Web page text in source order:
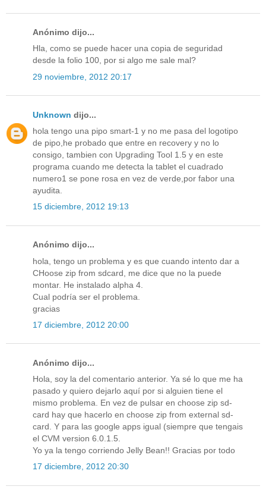
Anónimo dijo...
Hla, como se puede hacer una copia de seguridad
desde la folio 100, por si algo me sale mal?
29 noviembre, 2012 20:17
Unknown dijo...
hola tengo una pipo smart-1 y no me pasa del logotipo
de pipo,he probado que entre en recovery y no lo
consigo, tambien con Upgrading Tool 1.5 y en este
programa cuando me detecta la tablet el cuadrado
numero1 se pone rosa en vez de verde,por fabor una
ayudita.
15 diciembre, 2012 19:13
Anónimo dijo...
hola, tengo un problema y es que cuando intento dar a
CHoose zip from sdcard, me dice que no la puede
montar. He instalado alpha 4.
Cual podría ser el problema.
gracias
17 diciembre, 2012 20:00
Anónimo dijo...
Hola, soy la del comentario anterior. Ya sé lo que me ha
pasado y quiero dejarlo aquí por si alguien tiene el
mismo problema. En vez de pulsar en choose zip sd-
card hay que hacerlo en choose zip from external sd-
card. Y para las google apps igual (siempre que tengais
el CVM version 6.0.1.5.
Yo ya la tengo corriendo Jelly Bean!! Gracias por todo
17 diciembre, 2012 20:30